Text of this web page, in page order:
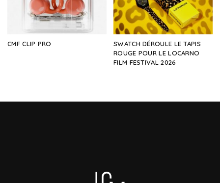
CMF CLIP PRO
SWATCH DÉROULE LE TAPIS
ROUGE POUR LE LOCARNO
FILM FESTIVAL 2026